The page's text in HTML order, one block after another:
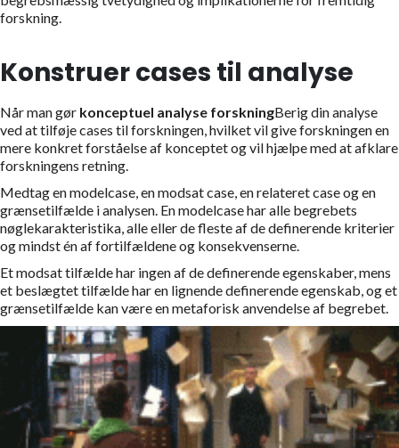
forskning.
Konstruer cases til analyse
Når man gør konceptuel analyse forskningBerig din analyse
ved at tilføje cases til forskningen, hvilket vil give forskningen en
mere konkret forståelse af konceptet og vil hjælpe med at afklare
forskningens retning.
Medtag en modelcase, en modsat case, en relateret case og en
grænsetilfælde i analysen. En modelcase har alle begrebets
nøglekarakteristika, alle eller de fleste af de definerende kriterier
og mindst én af fortilfældene og konsekvenserne.
Et modsat tilfælde har ingen af de definerende egenskaber, mens
et beslægtet tilfælde har en lignende definerende egenskab, og et
grænsetilfælde kan være en metaforisk anvendelse af begrebet.